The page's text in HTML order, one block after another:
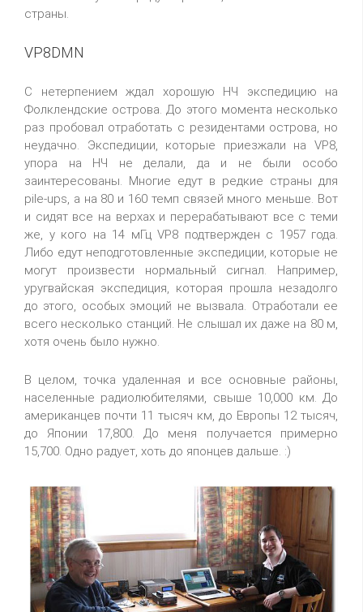
страны.
VP8DMN
С нетерпением ждал хорошую НЧ экспедицию на
Фолклендские острова. До этого момента несколько
раз пробовал отработать с резидентами острова, но
неудачно. Экспедиции, которые приезжали на VP8,
упора на НЧ не делали, да и не были особо
заинтересованы. Многие едут в редкие страны для
pile-ups, а на 80 и 160 темп связей много меньше. Вот
и сидят все на верхах и перерабатывают все с теми
же, у кого на 14 мГц VP8 подтвержден с 1957 года.
Либо едут неподготовленные экспедиции, которые не
могут произвести нормальный сигнал. Например,
уругвайская экспедиция, которая прошла незадолго
до этого, особых эмоций не вызвала. Отработали ее
всего несколько станций. Не слышал их даже на 80 м,
хотя очень было нужно.
В целом, точка удаленная и все основные районы,
населенные радиолюбителями, свыше 10,000 км. До
американцев почти 11 тысяч км, до Европы 12 тысяч,
до Японии 17,800. До меня получается примерно
15,700. Одно радует, хоть до японцев дальше. :)